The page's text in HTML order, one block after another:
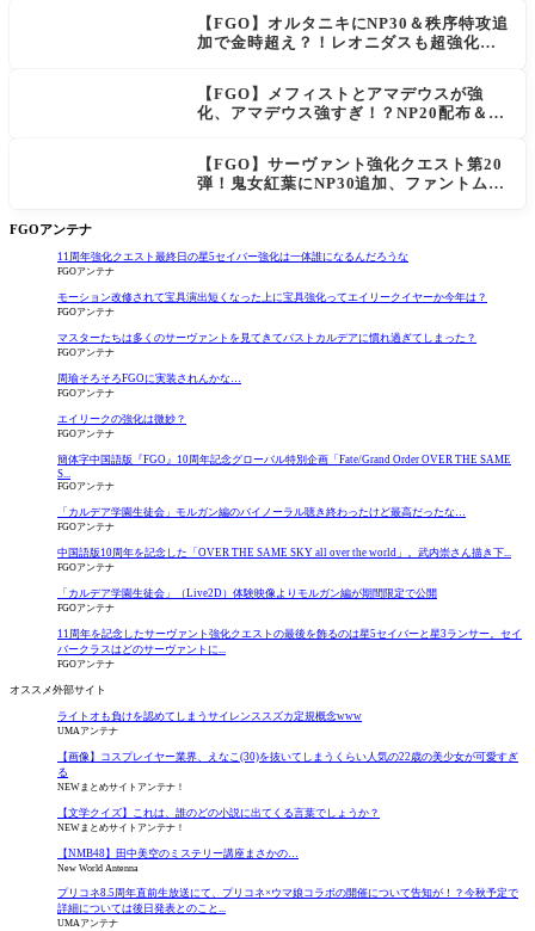
【FGO】オルタニキにNP30＆秩序特攻追
加で金時超え？！レオニダスも超強化で
【FGO】メフィストとアマデウスが強
化、アマデウス強すぎ！？NP20配布＆Ar
【FGO】サーヴァント強化クエスト第20
弾！鬼女紅葉にNP30追加、ファントムも
FGOアンテナ
11周年強化クエスト最終日の星5セイバー強化は一体誰になるんだろうな
FGOアンテナ
モーション改修されて宝具演出短くなった上に宝具強化ってエイリークイヤーか今年は？
FGOアンテナ
マスターたちは多くのサーヴァントを見てきてバストカルデアに慣れ過ぎてしまった？
FGOアンテナ
周瑜そろそろFGOに実装されんかな…
FGOアンテナ
エイリークの強化は微妙？
FGOアンテナ
簡体字中国語版『FGO』10周年記念グローバル特別企画「Fate/Grand Order OVER THE SAME
S...
FGOアンテナ
「カルデア学園生徒会」モルガン編のバイノーラル聴き終わったけど最高だったな…
FGOアンテナ
中国語版10周年を記念した「OVER THE SAME SKY all over the world」。武内崇さん描き下...
FGOアンテナ
「カルデア学園生徒会」（Live2D）体験映像よりモルガン編が期間限定で公開
FGOアンテナ
11周年を記念したサーヴァント強化クエストの最後を飾るのは星5セイバーと星3ランサー。セイ
バークラスはどのサーヴァントに...
FGOアンテナ
オススメ外部サイト
ライトオも負けを認めてしまうサイレンススズカ定規概念www
UMAアンテナ
【画像】コスプレイヤー業界、えなこ(30)を抜いてしまうくらい人気の22歳の美少女が可愛すぎ
る
NEWまとめサイトアンテナ！
【文学クイズ】これは、誰のどの小説に出てくる言葉でしょうか？
NEWまとめサイトアンテナ！
【NMB48】田中美空のミステリー講座まさかの…
New World Antenna
プリコネ8.5周年直前生放送にて、プリコネ×ウマ娘コラボの開催について告知が！？今秋予定で
詳細については後日発表とのこと...
UMAアンテナ